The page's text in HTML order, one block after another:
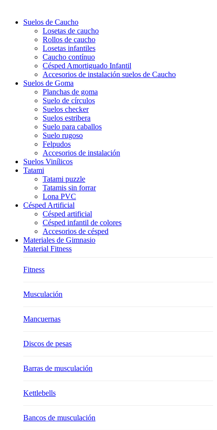
Suelos de Caucho
Losetas de caucho
Rollos de caucho
Losetas infantiles
Caucho contínuo
Césped Amortiguado Infantil
Accesorios de instalación suelos de Caucho
Suelos de Goma
Planchas de goma
Suelo de círculos
Suelos checker
Suelos estribera
Suelo para caballos
Suelo rugoso
Felpudos
Accesorios de instalación
Suelos Vinílicos
Tatami
Tatami puzzle
Tatamis sin forrar
Lona PVC
Césped Artificial
Césped artificial
Césped infantil de colores
Accesorios de césped
Materiales de Gimnasio
Material Fitness
Fitness
Musculación
Mancuernas
Discos de pesas
Barras de musculación
Kettlebells
Bancos de musculación